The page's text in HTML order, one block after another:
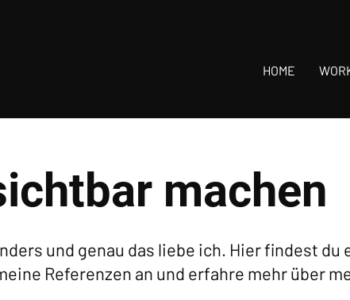
HOME
machen
und genau das liebe ich. Hier findest du
Referenzen an und erfahre mehr über